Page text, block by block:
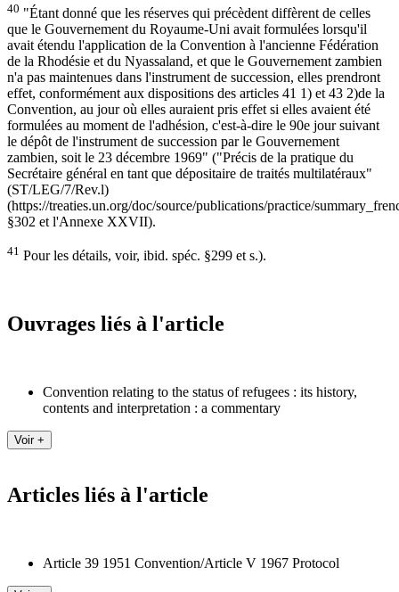
40 "Étant donné que les réserves qui précèdent diffèrent de celles
que le Gouvernement du Royaume-Uni avait formulées lorsqu'il
avait étendu l'application de la Convention à l'ancienne Fédération
de la Rhodésie et du Nyassaland, et que le Gouvernement zambien
n'a pas maintenues dans l'instrument de succession, elles prendront
effet, conformément aux dispositions des articles 41 1) et 43 2)de la
Convention, au jour où elles auraient pris effet si elles avaient été
formulées au moment de l'adhésion, c'est-à-dire le 90e jour suivant
le dépôt de l'instrument de succession par le Gouvernement
zambien, soit le 23 décembre 1969" ("Précis de la pratique du
Secrétaire général en tant que dépositaire de traités multilatéraux"
(ST/LEG/7/Rev.l)
(https://treaties.un.org/doc/source/publications/practice/
§302 et l'Annexe XXVII).
41 Pour les détails, voir, ibid. spéc. §299 et s.).
Ouvrages liés à l'article
Convention relating to the status of refugees : its history,
contents and interpretation : a commentary
Articles liés à l'article
Article 39 1951 Convention/Article V 1967 Protocol